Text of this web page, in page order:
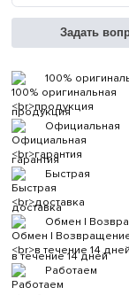
Задать
100%
продукция
Официальная
гарантия
Быстрая
доставка
Обмен |
в течение 14 дней
Работаем